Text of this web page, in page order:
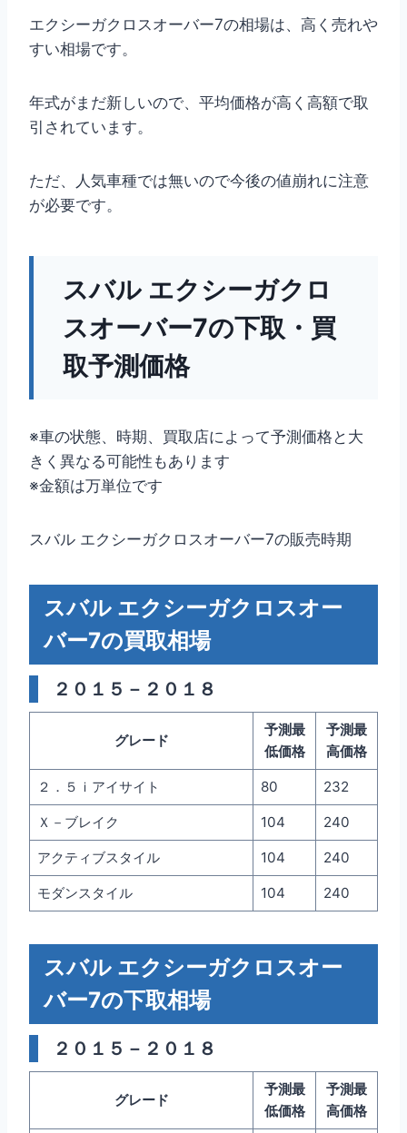
エクシーガクロスオーバー7の相場は、高く売れや
すい相場です。
年式がまだ新しいので、平均価格が高く高額で取
引されています。
ただ、人気車種では無いので今後の値崩れに注意
が必要です。
スバル エクシーガクロ
スオーバー7の下取・買
取予測価格
※車の状態、時期、買取店によって予測価格と大
きく異なる可能性もあります
※金額は万単位です
スバル エクシーガクロスオーバー7の販売時期
スバル エクシーガクロスオー
バー7の買取相場
２０１５－２０１８
グレード
予測最
低価格
予測最
高価格
２．５ｉアイサイト 80 232
Ｘ－ブレイク 104 240
アクティブスタイル 104 240
モダンスタイル 104 240
スバル エクシーガクロスオー
バー7の下取相場
２０１５－２０１８
グレード
予測最
低価格
予測最
高価格